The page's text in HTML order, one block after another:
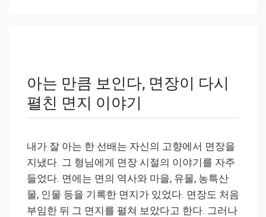
아는 만큼 보인다, 면장이 다시
펼친 면지 이야기
내가 잘 아는 한 선배는 자신의 고향에서 면장을
지냈다. 그 형님에게 면장 시절의 이야기를 자주
들었다. 면에는 면의 역사와 마을, 유물, 농특산
물, 인물 등을 기록한 면지가 있었다. 면장도 처음
부임한 뒤 그 면지를 펼쳐 보았다고 한다. 그러나